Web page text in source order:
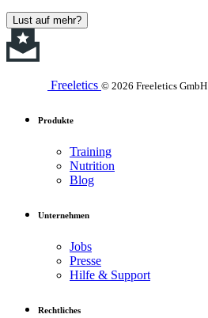
Lust auf mehr?
Freeletics © 2026 Freeletics GmbH
Produkte
Training
Nutrition
Blog
Unternehmen
Jobs
Presse
Hilfe & Support
Rechtliches